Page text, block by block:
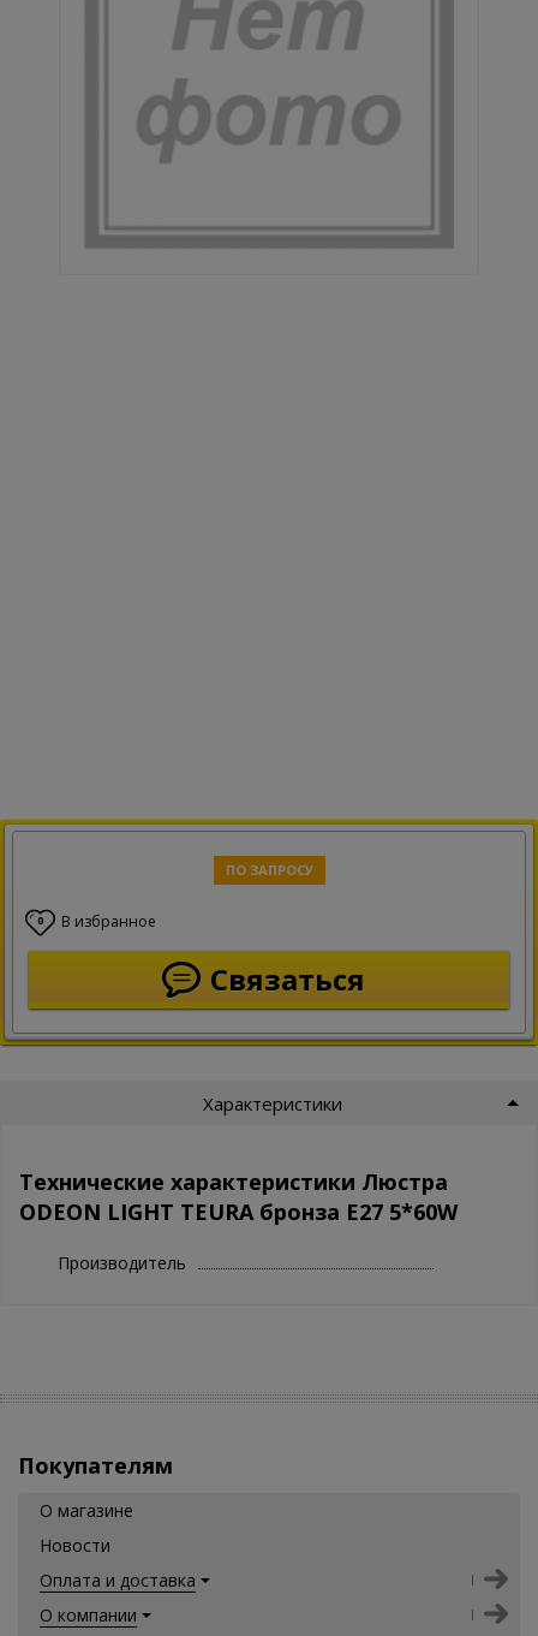
ПО ЗАПРОСУ
0 В избранное
Связаться
Характеристики
Технические характеристики Люстра
ODEON LIGHT TEURA бронза E27 5*60W
Производитель
Покупателям
О магазине
Новости
Оплата и доставка
О компании